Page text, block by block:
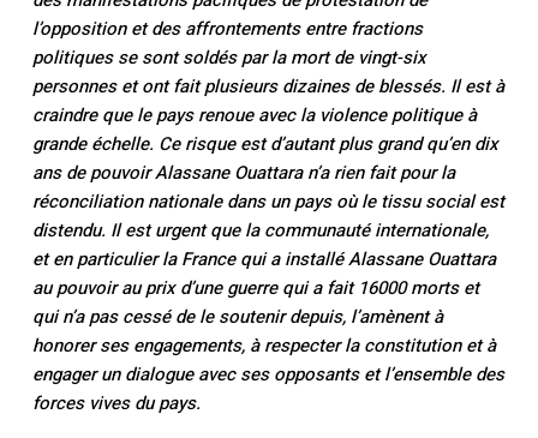
l’opposition et des affrontements entre fractions
politiques se sont soldés par la mort de vingt-six
personnes et ont fait plusieurs dizaines de blessés. Il est à
craindre que le pays renoue avec la violence politique à
grande échelle. Ce risque est d’autant plus grand qu’en dix
ans de pouvoir Alassane Ouattara n’a rien fait pour la
réconciliation nationale dans un pays où le tissu social est
distendu. Il est urgent que la communauté internationale,
et en particulier la France qui a installé Alassane Ouattara
au pouvoir au prix d’une guerre qui a fait 16000 morts et
qui n’a pas cessé de le soutenir depuis, l’amènent à
honorer ses engagements, à respecter la constitution et à
engager un dialogue avec ses opposants et l’ensemble des
forces vives du pays.